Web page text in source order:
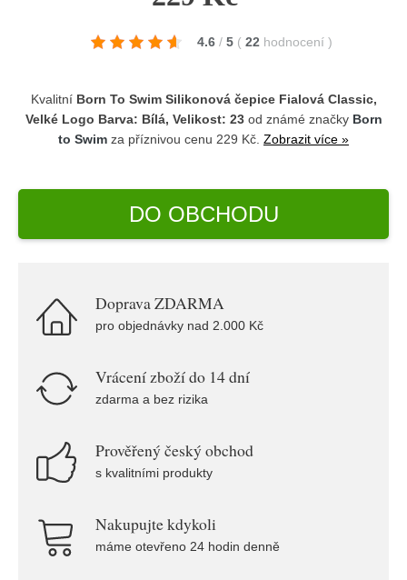
4.6 / 5 ( 22 hodnocení )
Kvalitní Born To Swim Silikonová čepice Fialová Classic,
Velké Logo Barva: Bílá, Velikost: 23od známé značky Born
to Swim za příznivou cenu 229 Kč. Zobrazit více »
DO OBCHODU
Doprava ZDARMA
pro objednávky nad 2.000 Kč
Vrácení zboží do 14 dní
zdarma a bez rizika
Prověřený český obchod
s kvalitními produkty
Nakupujte kdykoli
máme otevřeno 24 hodin denně